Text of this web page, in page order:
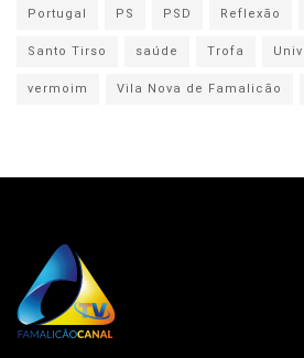
Portugal
PS PSD Reflexão
Santo Tirso
saúde Trofa
vermoim
Vila Nova de Famalicão